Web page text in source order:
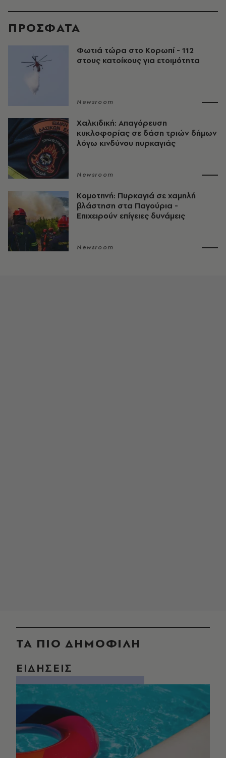
ΠΡΟΣΦΑΤΑ
Φωτιά τώρα στο Κορωπί - 112
στους κατοίκους για ετοιμότητα
Newsroom
Χαλκιδική: Απαγόρευση
κυκλοφορίας σε δάση τριών δήμων
λόγω κινδύνου πυρκαγιάς
Newsroom
Κομοτηνή: Πυρκαγιά σε χαμηλή
βλάστηση στα Παγούρια -
Επιχειρούν επίγειες δυνάμεις
Newsroom
ΤΑ ΠΙΟ ΔΗΜΟΦΙΛΗ
ΕΙΔΗΣΕΙΣ